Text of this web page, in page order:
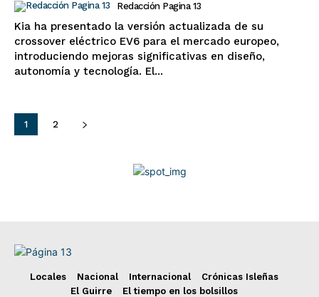
Redacción Pagina 13
Kia ha presentado la versión actualizada de su
crossover eléctrico EV6 para el mercado europeo,
introduciendo mejoras significativas en diseño,
autonomía y tecnología. El...
1 2
Locales Nacional Internacional
Crónicas Isleñas
El Guirre
El tiempo en los bolsillos